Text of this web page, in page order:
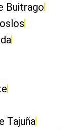
Buitrago
Tajuña